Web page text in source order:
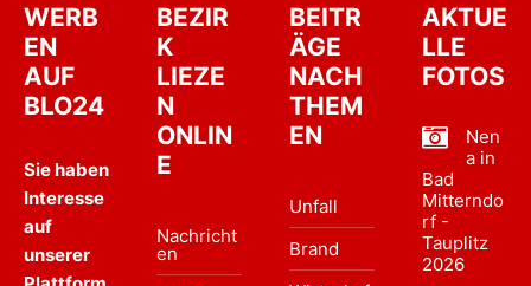
WERB
EN
AUF
BLO24
Sie haben
Interesse
auf
unserer
BEZIR
K
LIEZE
N
ONLIN
E
Nachricht
en
BEITR
ÄGE
NACH
THEM
EN
Unfall
Brand
AKTUE
LLE
FOTOS
Nen
a in
Bad
Mitterndo
rf -
Tauplitz
2026